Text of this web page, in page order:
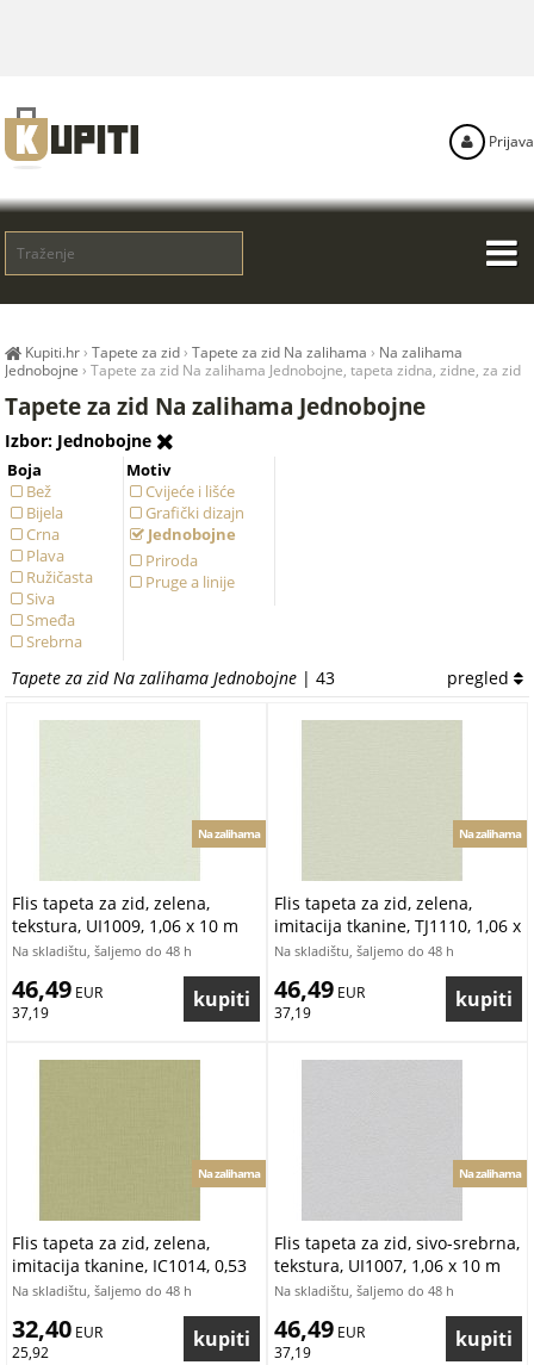
Kupiti.hr›Tapete za zid ›Tapete za zid Na zalihama › Na zalihama
Jednobojne ›Tapete za zid Na zalihama Jednobojne, tapeta zidna, zidne, za zid
Tapete za zid Na zalihama Jednobojne
Izbor: Jednobojne
Boja
Bež
Bijela
Crna
Plava
Ružičasta
Siva
Smeđa
Srebrna
Zelena
Žuta
Motiv
Cvijeće i lišće
Grafički dizajn
Jednobojne
Priroda
Pruge a linije
Tapete za zid Na zalihama Jednobojne | 43 pregled
Flis tapeta za zid, zelena,
tekstura, UI1009, 1,06 x 10 m
Na zalihama
Na skladištu, šaljemo do 48 h
46,49 EUR
37,19
Flis tapeta za zid, zelena,
imitacija tkanine, TJ1110, 1,06 x
10 m
Na zalihama
Na skladištu, šaljemo do 48 h
46,49 EUR
37,19
Flis tapeta za zid, zelena,
imitacija tkanine, IC1014, 0,53
x 10 m
Na zalihama
Na skladištu, šaljemo do 48 h
32,40 EUR
25,92
Flis tapeta za zid, sivo-srebrna,
tekstura, UI1007, 1,06 x 10 m
Na zalihama
Na skladištu, šaljemo do 48 h
46,49 EUR
37,19
Prijava